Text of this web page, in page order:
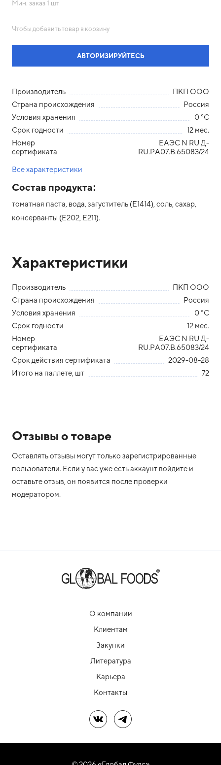
Мин. заказ 1 шт
Чтобы добавить товар в корзину
АВТОРИЗИРУЙТЕСЬ
Производитель
ПКП ООО
Страна происхождения
Россия
Условия хранения
0 °С
Срок годности
12 мес.
Номер
сертификата
ЕАЭС N RU Д-
RU.РА07.В.65083/24
Все характеристики
Состав продукта:
томатная паста, вода, загуститель (Е1414), соль, сахар,
консерванты (Е202, Е211).
Характеристики
Производитель
ПКП ООО
Страна происхождения
Россия
Условия хранения
0 °С
Срок годности
12 мес.
Номер
сертификата
ЕАЭС N RU Д-
RU.РА07.В.65083/24
Срок действия сертификата
2029-08-28
Итого на паллете, шт
72
Отзывы о товаре
Оставлять отзывы могут только зарегистрированные
пользователи. Если у вас уже есть аккаунт войдите и
оставьте отзыв, он появится после проверки
модератором.
О компании
Клиентам
Закупки
Литература
Карьера
Контакты
Мы в ВКМы в Telegram